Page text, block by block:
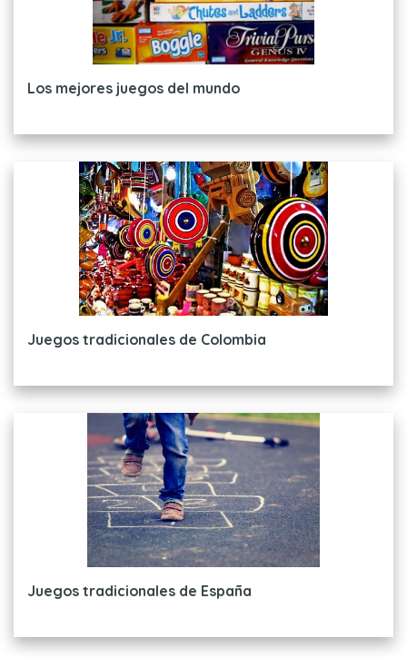
Los mejores juegos del mundo
Juegos tradicionales de Colombia
Juegos tradicionales de España